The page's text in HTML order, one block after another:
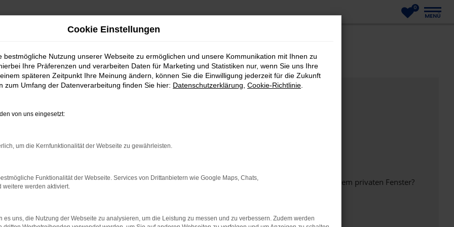
0
MENÜ
bestimmter Seiten verhindern. Funktioniert die Seite in einem anderen Browser oder in einem privaten Fenster?
beheben.
auf dem neuesten Stand sind.
Cookie Einstellungen
bestmögliche Nutzung unserer Webseite zu ermöglichen und unsere Kommunikation mit Ihnen zu
Ihre Präferenzen und verarbeiten Daten für Marketing und Statistiken nur, wenn Sie uns Ihre
späteren Zeitpunkt Ihre Meinung ändern, können Sie die Einwilligung jederzeit für die Zukunft
zum Umfang der Datenverarbeitung finden Sie hier: Datenschutzerklärung Cookie-Richtlinie
von uns eingesetzt:
um die Kernfunktionalität der Webseite zu gewährleisten.
Funktionalität der Webseite. Services von Drittanbietern wie Google Maps, Chats,
weitere werden aktiviert.
es uns, die Nutzung der Webseite zu analysieren, um die Leistung zu messen und zu verbessern. Zudem werden